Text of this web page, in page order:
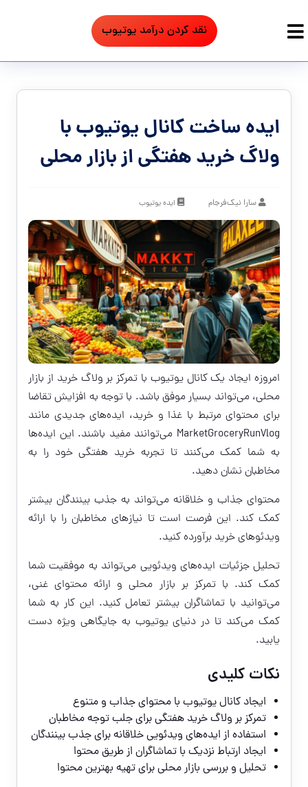
نقد کردن درآمد یوتیوب
ایده ساخت کانال یوتیوب با
ولاگ خرید هفتگی از بازار محلی
سارا نیک‌فرجام ایده یوتیوب
امروزه ایجاد یک کانال یوتیوب با تمرکز بر ولاگ خرید از بازار
محلی، می‌تواند بسیار موفق باشد. با توجه به افزایش تقاضا
برای محتوای مرتبط با غذا و خرید، ایده‌های جدیدی مانند
MarketGroceryRunVlog می‌توانند مفید باشند. این ایده‌ها
به شما کمک می‌کنند تا تجربه خرید هفتگی خود را به
مخاطبان نشان دهید.
محتوای جذاب و خلاقانه می‌تواند به جذب بینندگان بیشتر
کمک کند. این فرصت است تا نیازهای مخاطبان را با ارائه
ویدئوهای خرید برآورده کنید.
تحلیل جزئیات ایده‌های ویدئویی می‌تواند به موفقیت شما
کمک کند. با تمرکز بر بازار محلی و ارائه محتوای غنی،
می‌توانید با تماشاگران بیشتر تعامل کنید. این کار به شما
کمک می‌کند تا در دنیای یوتیوب به جایگاهی ویژه دست
یابید.
نکات کلیدی
ایجاد کانال یوتیوب با محتوای جذاب و متنوع
تمرکز بر ولاگ خرید هفتگی برای جلب توجه مخاطبان
استفاده از ایده‌های ویدئویی خلاقانه برای جذب بینندگان
ایجاد ارتباط نزدیک با تماشاگران از طریق محتوا
تحلیل و بررسی بازار محلی برای تهیه بهترین محتوا